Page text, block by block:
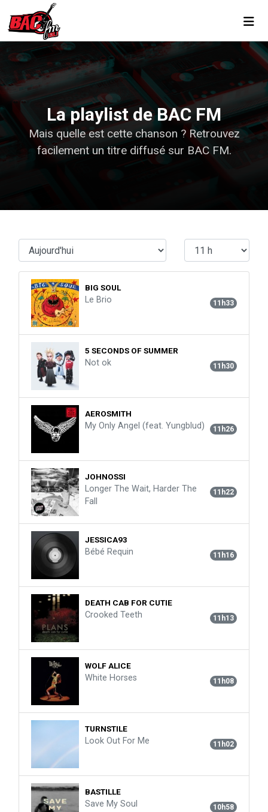
La playlist de BAC FM
Mais quelle est cette chanson ? Retrouvez
facilement un titre diffusé sur BAC FM.
BIG SOUL
Le Brio 11h33
5 SECONDS OF SUMMER
Not ok 11h30
AEROSMITH
My Only Angel (feat. Yungblud) 11h26
JOHNOSSI
Longer The Wait, Harder The
Fall
11h22
JESSICA93
Bébé Requin 11h16
DEATH CAB FOR CUTIE
Crooked Teeth 11h13
WOLF ALICE
White Horses 11h08
TURNSTILE
Look Out For Me 11h02
BASTILLE
Save My Soul 10h58